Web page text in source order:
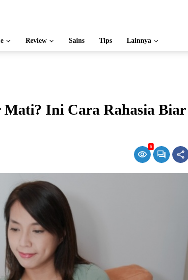
Review Sains Tips Lainnya
Mati? Ini Cara Rahasia Biar
6